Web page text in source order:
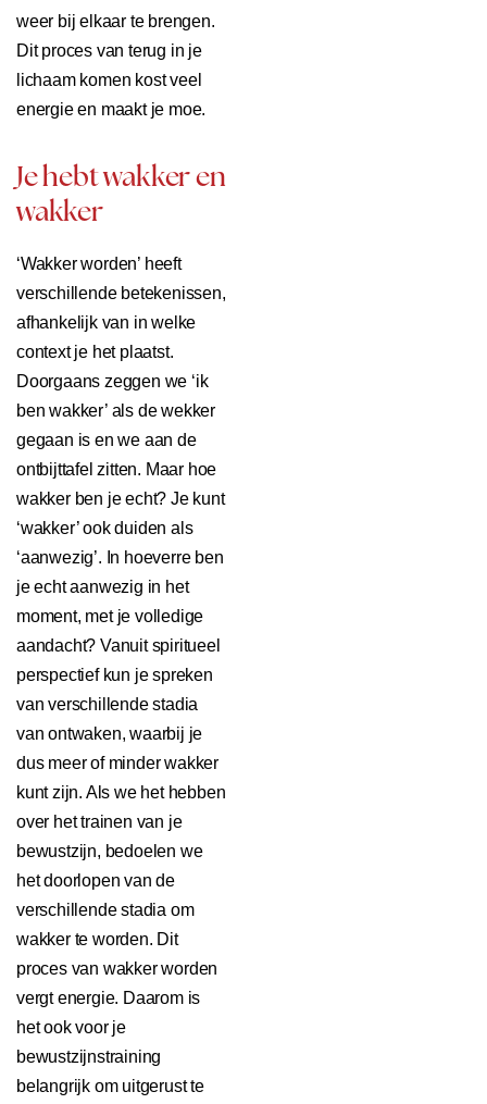
weer bij elkaar te brengen.
Dit proces van terug in je
lichaam komen kost veel
energie en maakt je moe.
Je hebt wakker en
wakker
‘Wakker worden’ heeft
verschillende betekenissen,
afhankelijk van in welke
context je het plaatst.
Doorgaans zeggen we ‘ik
ben wakker’ als de wekker
gegaan is en we aan de
ontbijttafel zitten. Maar hoe
wakker ben je echt? Je kunt
‘wakker’ ook duiden als
‘aanwezig’. In hoeverre ben
je echt aanwezig in het
moment, met je volledige
aandacht? Vanuit spiritueel
perspectief kun je spreken
van verschillende stadia
van ontwaken, waarbij je
dus meer of minder wakker
kunt zijn. Als we het hebben
over het trainen van je
bewustzijn, bedoelen we
het doorlopen van de
verschillende stadia om
wakker te worden. Dit
proces van wakker worden
vergt energie. Daarom is
het ook voor je
bewustzijnstraining
belangrijk om uitgerust te